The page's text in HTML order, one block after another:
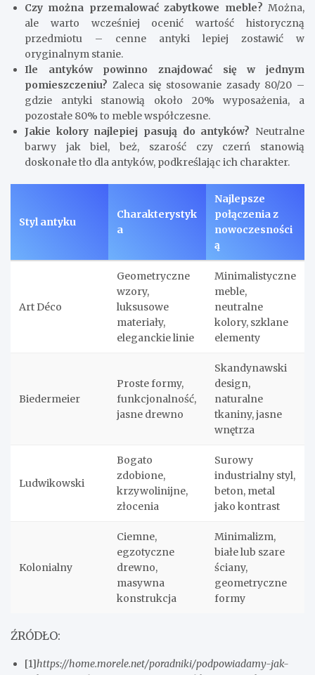
Czy można przemalować zabytkowe meble? Można,
ale warto wcześniej ocenić wartość historyczną
przedmiotu – cenne antyki lepiej zostawić w
oryginalnym stanie.
Ile antyków powinno znajdować się w jednym
pomieszczeniu? Zaleca się stosowanie zasady 80/20 –
gdzie antyki stanowią około 20% wyposażenia, a
pozostałe 80% to meble współczesne.
Jakie kolory najlepiej pasują do antyków? Neutralne
barwy jak biel, beż, szarość czy czerń stanowią
doskonałe tło dla antyków, podkreślając ich charakter.
Styl antyku
Charakterystyk
a
Najlepsze
połączenia z
nowoczesności
ą
Art Déco
Geometryczne
wzory,
luksusowe
materiały,
eleganckie linie
Minimalistyczne
meble,
neutralne
kolory, szklane
elementy
Biedermeier
Proste formy,
funkcjonalność,
jasne drewno
Skandynawski
design,
naturalne
tkaniny, jasne
wnętrza
Ludwikowski
Bogato
zdobione,
krzywolinijne,
złocenia
Surowy
industrialny styl,
beton, metal
jako kontrast
Kolonialny
Ciemne,
egzotyczne
drewno,
masywna
konstrukcja
Minimalizm,
białe lub szare
ściany,
geometryczne
formy
ŹRÓDŁO:
[1]https://home.morele.net/poradniki/podpowiadamy-jak-